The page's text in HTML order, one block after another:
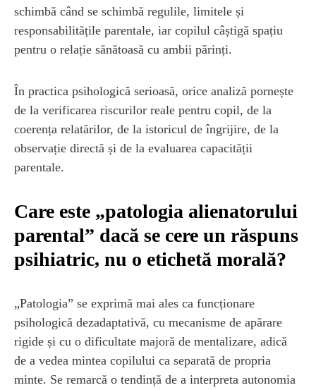
schimbă când se schimbă regulile, limitele și
responsabilitățile parentale, iar copilul câștigă spațiu
pentru o relație sănătoasă cu ambii părinți.
În practica psihologică serioasă, orice analiză pornește
de la verificarea riscurilor reale pentru copil, de la
coerența relatărilor, de la istoricul de îngrijire, de la
observație directă și de la evaluarea capacității
parentale.
Care este „patologia alienatorului
parental” dacă se cere un răspuns
psihiatric, nu o etichetă morală?
„Patologia” se exprimă mai ales ca funcționare
psihologică dezadaptativă, cu mecanisme de apărare
rigide și cu o dificultate majoră de mentalizare, adică
de a vedea mintea copilului ca separată de propria
minte. Se remarcă o tendință de a interpreta autonomia